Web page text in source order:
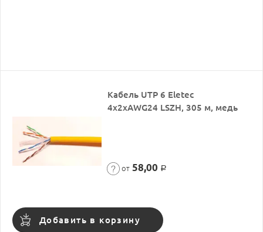
Кабель UTP 6 Eletec
4x2xAWG24 LSZH, 305 м, медь
от 58,00 Р
Добавить в корзину